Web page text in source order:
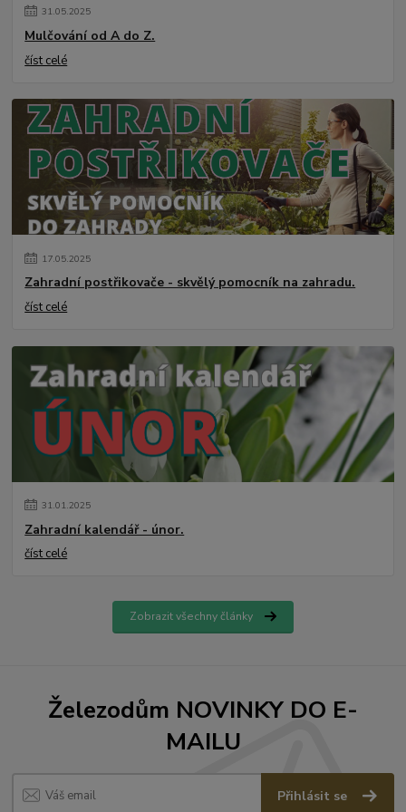
31.05.2025
Mulčování od A do Z.
číst celé
17.05.2025
Zahradní postřikovače - skvělý pomocník na zahradu.
číst celé
31.01.2025
Zahradní kalendář - únor.
číst celé
Zobrazit všechny články
Železodům NOVINKY DO E-
MAILU
Přihlásit se